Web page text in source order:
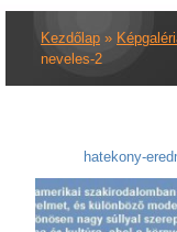
Kezdőlap »
neveles-2
hatekony-